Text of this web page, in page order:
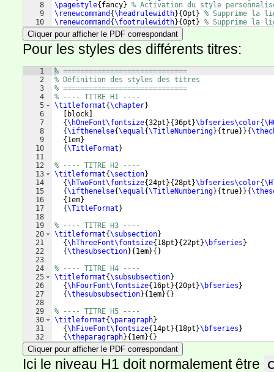
8
9
10
\pagestyle{ fancy} % Activation du style
\renewcommand {\headrulewidth}{0pt } % Supprime la
\renewcommand {\footrulewidth}{0pt } % Supprime la
Cliquer pour afficher le PDF correspondant
Pour les styles des différents titres:
1
2
3
4
5
6
7
8
9
10
11
12
13
14
15
16
17
18
19
20
21
22
23
24
25
26
27
28
29
30
31
32
% =============================
% Définition des styles des titres
% =============================
% ---- TITRE H1 ----
\titleformat{\chapter}
block
{\hOneFont\fontsize{32pt }{36pt }\bfseries\color{
{\ifthenelse{\equal{\TitleNumbering}{true}}{
{ 1em}
{\TitleFormat }
% ---- TITRE H2 ----
\titleformat{\section}
{\hTwoFont\fontsize{24pt }{28pt }\bfseries\color{
{\ifthenelse{\equal{\TitleNumbering}{true}}{
{ 1em}
{\TitleFormat }
% ---- TITRE H3 ----
\titleformat{\subsection}
{\hThreeFont\fontsize{ 18pt }{22pt }\bfseries }
{\thesubsection}{ 1em}{ }
% ---- TITRE H4 ----
\titleformat{\subsubsection}
{\hFourFont\fontsize{ 16pt }{20pt }\bfseries }
{\thesubsubsection}{ 1em}{ }
% ---- TITRE H5 ----
\titleformat{\paragraph}
{\hFiveFont\fontsize{ 14pt }{ 18pt }\bfseries }
{\theparagraph}{ 1em}{ }
Cliquer pour afficher le PDF correspondant
Ici le niveau H1 doit normalement être